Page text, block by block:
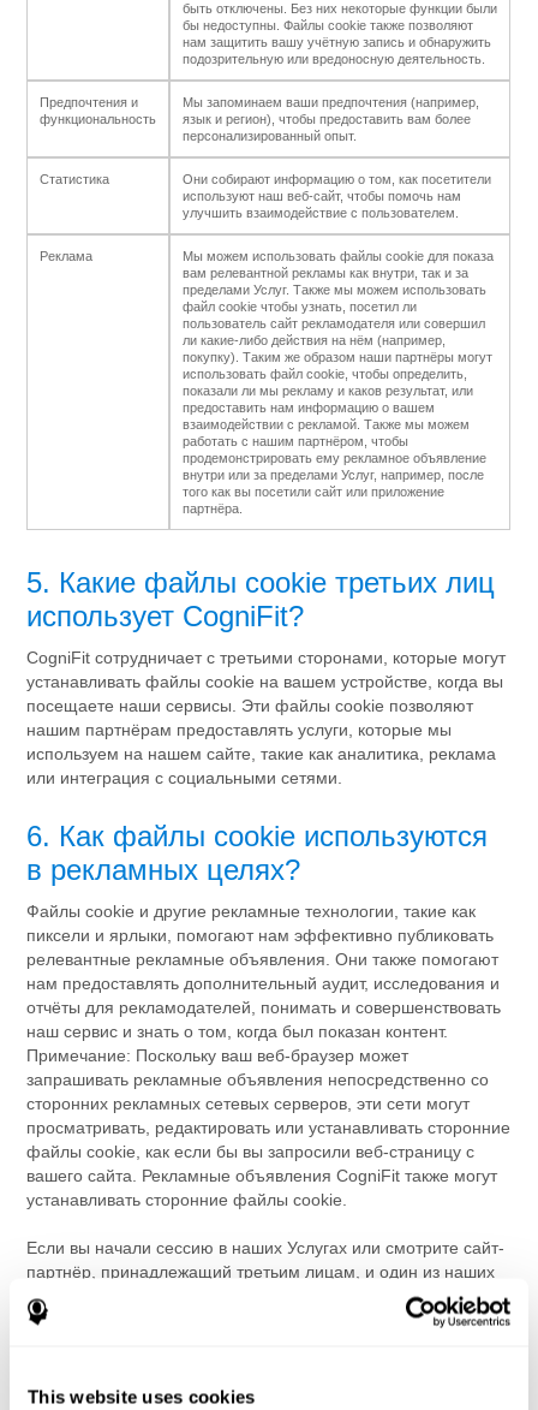
This website uses cookies
быть отключены. Без них некоторые функции были
бы недоступны. Файлы cookie также позволяют
нам защитить вашу учётную запись и обнаружить
подозрительную или вредоносную деятельность.
Предпочтения и
функциональность
Мы запоминаем ваши предпочтения (например,
язык и регион), чтобы предоставить вам более
персонализированный опыт.
Статистика
Они собирают информацию о том, как посетители
используют наш веб-сайт, чтобы помочь нам
улучшить взаимодействие с пользователем.
Реклама
Мы можем использовать файлы cookie для показа
вам релевантной рекламы как внутри, так и за
пределами Услуг. Также мы можем использовать
файл cookie чтобы узнать, посетил ли
пользователь сайт рекламодателя или совершил
ли какие-либо действия на нём (например,
покупку). Таким же образом наши партнёры могут
использовать файл cookie, чтобы определить,
показали ли мы рекламу и каков результат, или
предоставить нам информацию о вашем
взаимодействии с рекламой. Также мы можем
работать с нашим партнёром, чтобы
продемонстрировать ему рекламное объявление
внутри или за пределами Услуг, например, после
того как вы посетили сайт или приложение
партнёра.
5. Какие файлы cookie третьих лиц
использует CogniFit?
CogniFit сотрудничает с третьими сторонами, которые могут
устанавливать файлы cookie на вашем устройстве, когда вы
посещаете наши сервисы. Эти файлы cookie позволяют
нашим партнёрам предоставлять услуги, которые мы
используем на нашем сайте, такие как аналитика, реклама
или интеграция с социальными сетями.
6. Как файлы cookie используются
в рекламных целях?
Файлы cookie и другие рекламные технологии, такие как
пиксели и ярлыки, помогают нам эффективно публиковать
релевантные рекламные объявления. Они также помогают
нам предоставлять дополнительный аудит, исследования и
отчёты для рекламодателей, понимать и совершенствовать
наш сервис и знать о том, когда был показан контент.
Примечание: Поскольку ваш веб-браузер может
запрашивать рекламные объявления непосредственно со
сторонних рекламных сетевых серверов, эти сети могут
просматривать, редактировать или устанавливать сторонние
файлы cookie, как если бы вы запросили веб-страницу с
вашего сайта. Рекламные объявления CogniFit также могут
устанавливать сторонние файлы cookie.
Если вы начали сессию в наших Услугах или смотрите сайт-
партнёр, принадлежащий третьим лицам, и один из наших
файлов cookie на вашем устройстве идентифицирует вас,
ваше поведение (например, поведение при навигации по
указывается в 1.2 нашей Политики конфиденциальности